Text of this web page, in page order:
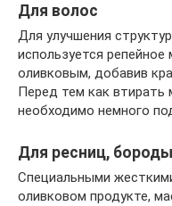
Для волос
Для улучшения
используется
оливковым, добавив
Перед тем как втирать
необходимо немного
Для ресниц,
Специальными
оливковом продукте,